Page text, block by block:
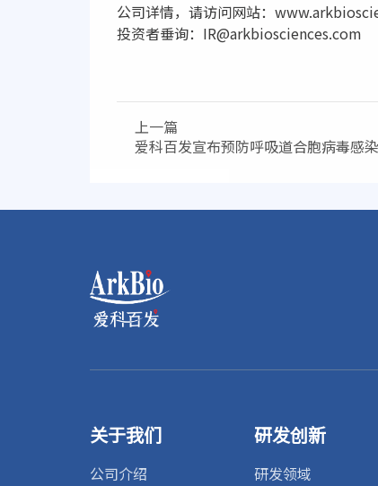
公司详情，请访问网站：
投资者垂询：IR@arkbiosciences.com
上一篇
爱科百发宣布预防呼吸道合胞病毒感
关于我们
公司介绍
研发创新
研发领域